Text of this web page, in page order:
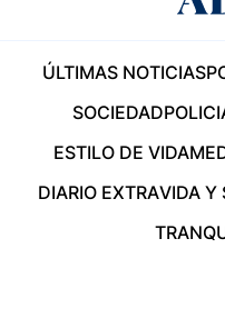
ÚLTIMAS NOTICIAS
SOCIEDAD
ESTILO DE VIDA
DIARIO EXTRAVIDA Y